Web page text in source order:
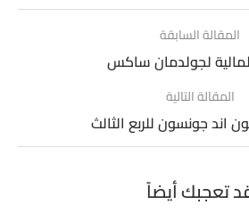
المقالة السابقة
المالية لجولدمان ساكس
المقالة التالية
اند جونسون للربع الثالث
تعجبك أيضاً